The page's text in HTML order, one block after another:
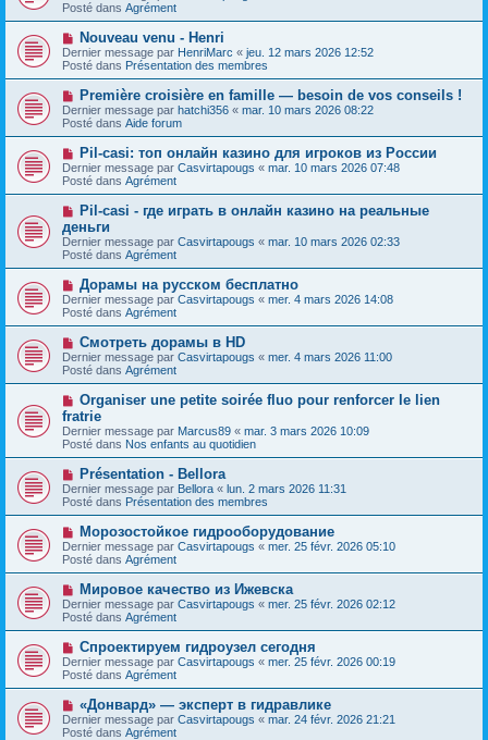
m
e
s
a
g
e
u
v
e
a
u
m
e
s
a
g
e
Posté dans Agrément
N
o
u
v
e
a
u
m
e
s
a
g
e
Nouveau venu - Henri
Dernier message par HenriMarc « jeu. 12 mars 2026 12:52
Posté dans Présentation des membres
N
o
u
v
e
a
u
m
e
s
a
g
e
Première croisière en famille — besoin de vos conseils !
Dernier message par hatchi356 « mar. 10 mars 2026 08:22
Posté dans Aide forum
N
o
u
v
e
a
u
m
e
s
a
g
e
Pil-casi: топ онлайн казино для игроков из России
Dernier message par Casvirtapougs « mar. 10 mars 2026 07:48
Posté dans Agrément
N
u
v
e
a
u
m
e
s
s
g
e
Pil-casi - где играть в онлайн казино на реальные
деньги
Dernier message par Casvirtapougs « mar. 10 mars 2026 02:33
Posté dans Agrément
N
o
u
v
a
u
m
e
s
s
a
g
e
Дорамы на русском бесплатно
Dernier message par Casvirtapougs « mer. 4 mars 2026 14:08
Posté dans Agrément
N
o
u
v
a
u
m
e
s
s
a
g
e
Смотреть дорамы в HD
Dernier message par Casvirtapougs « mer. 4 mars 2026 11:00
Posté dans Agrément
N
o
u
v
e
a
m
e
s
s
a
g
e
Organiser une petite soirée fluo pour renforcer le lien
fratrie
Dernier message par Marcus89 « mar. 3 mars 2026 10:09
Posté dans Nos enfants au quotidien
N
o
u
v
e
a
u
m
e
s
a
g
e
Présentation - Bellora
Dernier message par Bellora « lun. 2 mars 2026 11:31
Posté dans Présentation des membres
N
o
u
v
e
a
u
m
e
s
s
a
g
Морозостойкое гидрооборудование
Dernier message par Casvirtapougs « mer. 25 févr. 2026 05:10
Posté dans Agrément
N
o
u
v
a
u
m
e
s
s
a
Мировое качество из Ижевска
Dernier message par Casvirtapougs « mer. 25 févr. 2026 02:12
Posté dans Agrément
N
o
u
v
a
u
m
Спроектируем гидроузел сегодня
Dernier message par Casvirtapougs « mer. 25 févr. 2026 00:19
Posté dans Agrément
N
o
u
«Донвард» — эксперт в гидравлике
Dernier message par Casvirtapougs « mar. 24 févr. 2026 21:21
Posté dans Agrément